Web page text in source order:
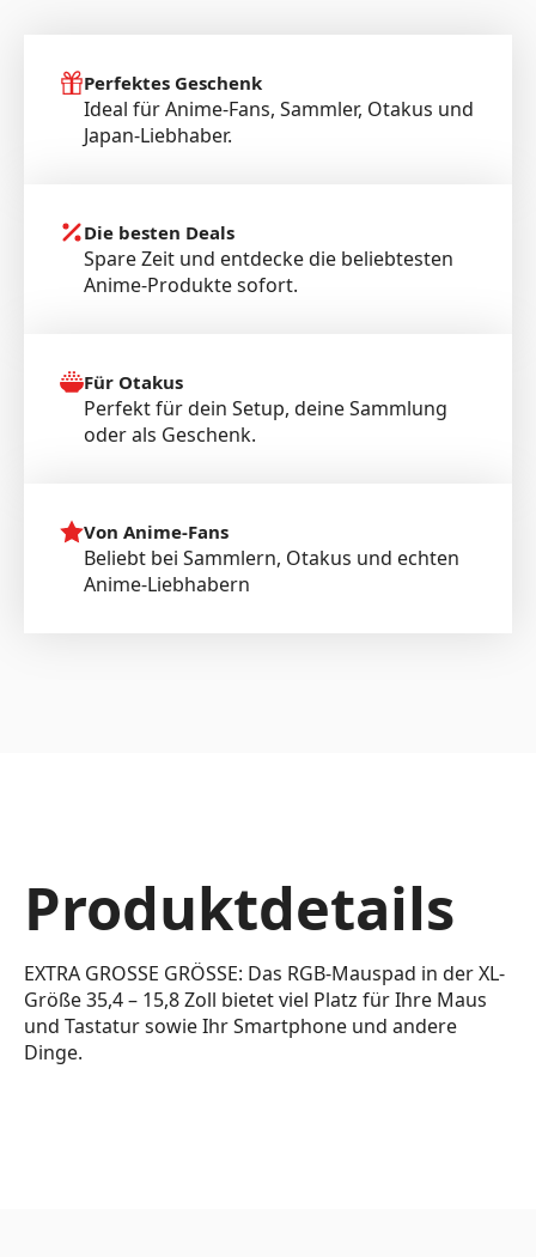
Perfektes Geschenk
Ideal für Anime-Fans, Sammler, Otakus und
Japan-Liebhaber.
Die besten Deals
Spare Zeit und entdecke die beliebtesten
Anime-Produkte sofort.
Für Otakus
Perfekt für dein Setup, deine Sammlung
oder als Geschenk.
Von Anime-Fans
Beliebt bei Sammlern, Otakus und echten
Anime-Liebhabern
Produktdetails
EXTRA GROSSE GRÖSSE: Das RGB-Mauspad in der XL-
Größe 35,4 – 15,8 Zoll bietet viel Platz für Ihre Maus
und Tastatur sowie Ihr Smartphone und andere
Dinge.